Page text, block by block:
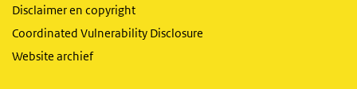
Disclaimer en copyright
Coordinated Vulnerability Disclosure
Website archief